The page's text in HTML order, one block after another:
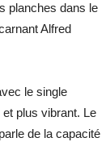
planches dans le
Alfred
le single
plus vibrant. Le
de la capacité